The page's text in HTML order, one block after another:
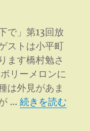
で」第13回放
ストは小平町
ます橋村勉さ
リーメロンに
は外見があま
が …“第13回放送終
続きを読む